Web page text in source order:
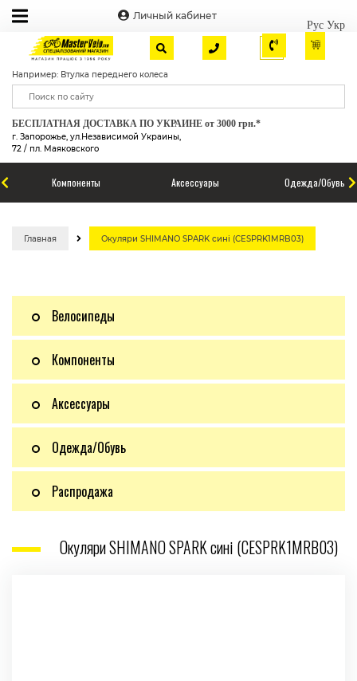
Личный кабинет
Рус Укр
Например: Втулка переднего колеса
БЕСПЛАТНАЯ ДОСТАВКА ПО УКРАИНЕ от 3000 грн.*
г. Запорожье, ул.Независимой Украины,
72 / пл. Маяковского
Компоненты Аксессуары Одежда/Обувь
Главная Окуляри SHIMANO SPARK сині (CESPRK1MRB03)
Велосипеды
Компоненты
Аксессуары
Одежда/Обувь
Распродажа
Окуляри SHIMANO SPARK сині (CESPRK1MRB03)